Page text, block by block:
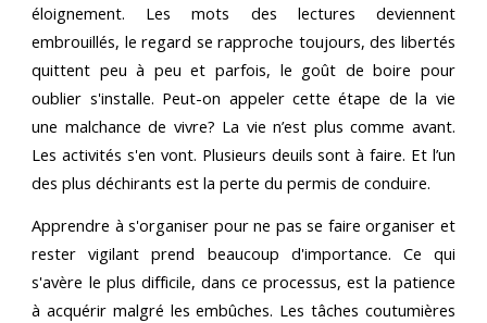
éloignement. Les mots des lectures deviennent
embrouillés, le regard se rapproche toujours, des libertés
quittent peu à peu et parfois, le goût de boire pour
oublier s'installe. Peut-on appeler cette étape de la vie
une malchance de vivre? La vie n’est plus comme avant.
Les activités s'en vont. Plusieurs deuils sont à faire. Et l’un
des plus déchirants est la perte du permis de conduire.
Apprendre à s'organiser pour ne pas se faire organiser et
rester vigilant prend beaucoup d'importance. Ce qui
s'avère le plus difficile, dans ce processus, est la patience
à acquérir malgré les embûches. Les tâches coutumières